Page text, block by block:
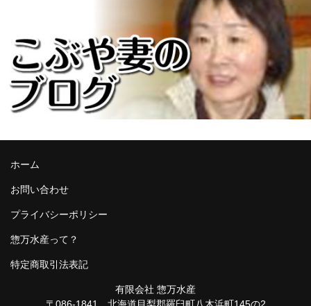
ホーム
お問い合わせ
プライバシーポリシー
惣万水産って？
特定商取引法表記
有限会社 惣万水産